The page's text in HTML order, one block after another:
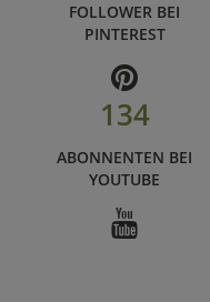
FOLLOWER BEI
PINTEREST
134
ABONNENTEN BEI
YOUTUBE